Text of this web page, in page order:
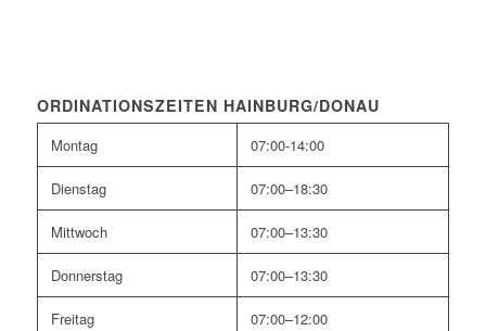
ORDINATIONSZEITEN HAINBURG/DONAU
Montag 07:00-14:00
Dienstag 07:00–18:30
Mittwoch 07:00–13:30
Donnerstag 07:00–13:30
Freitag 07:00–12:00